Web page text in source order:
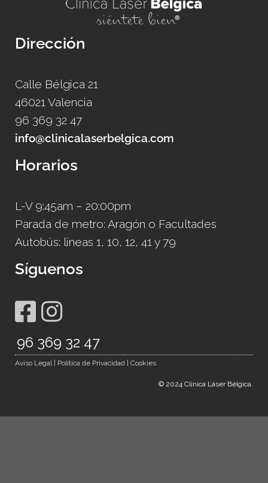
Dirección
Calle Bélgica 21
46021 Valencia
96 369 32 47
info@clinicalaserbelgica.com
Horarios
L-V 9:45am – 20:00pm
Parada de metro: Aragón o Facultades
Autobús: líneas 1, 10, 12, 41 y 79
Síguenos
96 369 32 47
Aviso Legal | Política de Privacidad | Cookies
© 2024 Clínica Láser Bélgica.